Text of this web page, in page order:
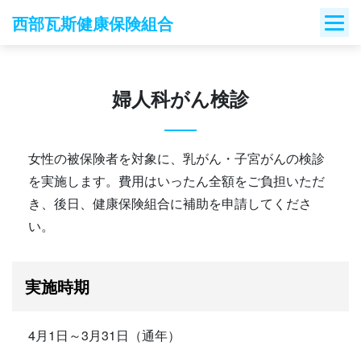
西部瓦斯健康保険組合
婦人科がん検診
女性の被保険者を対象に、乳がん・子宮がんの検診
を実施します。費用はいったん全額をご負担いただ
き、後日、健康保険組合に補助を申請してくださ
い。
実施時期
4月1日～3月31日（通年）